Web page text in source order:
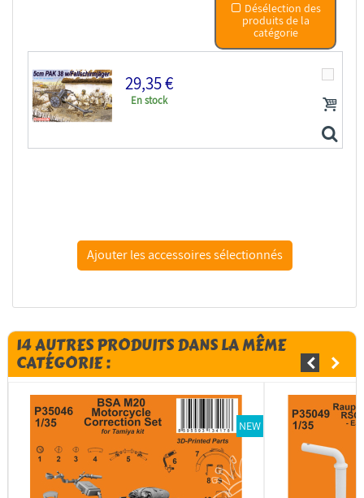
Désélection des
produits de la
catégorie
29,35 €
En stock
dragon maquette militaire 6118 5cm Pak 38 avec...
14 AUTRES PRODUITS DANS LA MÊME
CATÉGORIE :
NEW